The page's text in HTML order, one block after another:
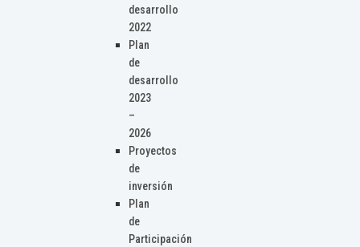
desarrollo
2022
Plan
de
desarrollo
2023
–
2026
Proyectos
de
inversión
Plan
de
Participación